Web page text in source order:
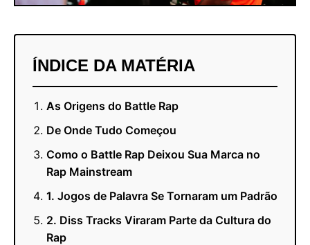
ÍNDICE DA MATÉRIA
As Origens do Battle Rap
De Onde Tudo Começou
Como o Battle Rap Deixou Sua Marca no
Rap Mainstream
1. Jogos de Palavra Se Tornaram um Padrão
2. Diss Tracks Viraram Parte da Cultura do
Rap